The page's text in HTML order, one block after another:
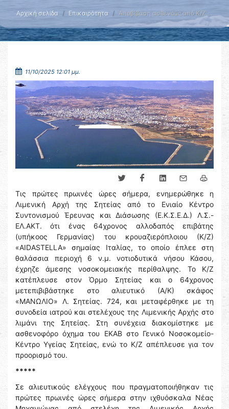
Αρχική σελίδα Επικαιρότητα Αποβίβαση ασθενούς από Κ/Ζ …
11/10/2025 12:01 μμ.
Τις πρώτες πρωινές ώρες σήμερα, ενημερώθηκε η
Λιμενική Αρχή της Σητείας από το Ενιαίο Κέντρο
Συντονισμού Έρευνας και Διάσωσης (Ε.Κ.Σ.Ε.Δ.) Λ.Σ.-
ΕΛ.ΑΚΤ. ότι ένας 64χρονος αλλοδαπός επιβάτης
(υπήκοος Γερμανίας) του κρουαζιερόπλοιου (Κ/Ζ)
«AIDASTELLA» σημαίας Ιταλίας, το οποίο έπλεε στη
θαλάσσια περιοχή 6 ν.μ. νοτιοδυτικά νήσου Κάσου,
έχρηζε άμεσης νοσοκομειακής περίθαλψης. Το Κ/Ζ
κατέπλευσε στον Όρμο Σητείας και ο 64χρονος
μετεπιβιβάστηκε στο αλιευτικό (Α/Κ) σκάφος
«ΜΑΝΩΛΙΟ» Λ. Σητείας. 724, και μεταφέρθηκε με τη
συνοδεία ιατρού και στελέχους της Λιμενικής Αρχής στο
λιμάνι της Σητείας. Στη συνέχεια διακομίστηκε με
ασθενοφόρο όχημα του ΕΚΑΒ στο Γενικό Νοσοκομείο-
Κέντρο Υγείας Σητείας, ενώ το Κ/Ζ απέπλευσε για τον
προορισμό του.
*****
Σε αλιευτικούς ελέγχους που πραγματοποιήθηκαν τις
πρώτες πρωινές ώρες σήμερα στην ιχθυόσκαλα Νέας